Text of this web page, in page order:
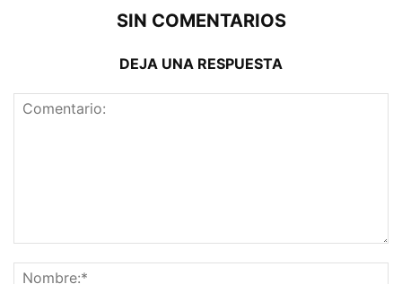
SIN COMENTARIOS
DEJA UNA RESPUESTA